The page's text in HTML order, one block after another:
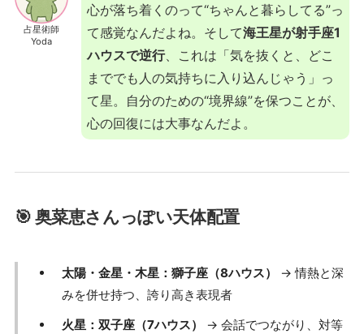
占星術師
Yoda
心が落ち着くのって“ちゃんと暮らしてる”っ
て感覚なんだよね。そして海王星が射手座1
ハウスで逆行、これは「気を抜くと、どこ
まででも人の気持ちに入り込んじゃう」っ
て星。自分のための“境界線”を保つことが、
心の回復には大事なんだよ。
🎯 奥菜恵さんっぽい天体配置
太陽・金星・木星：獅子座（8ハウス）
→ 情熱と深
みを併せ持つ、誇り高き表現者
火星：双子座（7ハウス）
→ 会話でつながり、対等